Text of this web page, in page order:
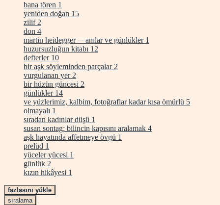
bana tören 1
yeniden doğan 15
zilif 2
don 4
martin heidegger —anılar ve günlükler 1
huzursuzluğun kitabı 12
defterler 10
bir aşk söyleminden parçalar 2
vurgulanan yer 2
bir hüzün güncesi 2
günlükler 14
ve yüzlerimiz, kalbim, fotoğraflar kadar kısa ömürlü 5
olmayalı 1
sıradan kadınlar düşü 1
susan sontag: bilincin kapısını aralamak 4
aşk hayatında affetmeye övgü 1
prelüd 1
yüceler yücesi 1
günlük 2
kızın hikâyesi 1
fazlasını yükle
sıralama